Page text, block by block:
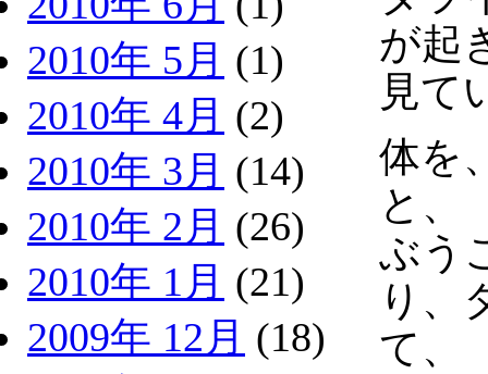
2010年 5月 (1)
2010年 4月 (2)
2010年 3月 (14)
2010年 2月 (26)
2010年 1月 (21)
2009年 12月 (18)
が起
見て
体を
と、
ぶう
り、
て、